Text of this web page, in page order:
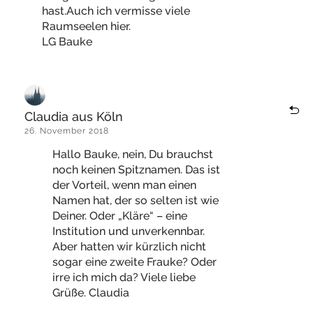
hast.Auch ich vermisse viele
Raumseelen hier.
LG Bauke
Claudia aus Köln
26. November 2018
Hallo Bauke, nein, Du brauchst
noch keinen Spitznamen. Das ist
der Vorteil, wenn man einen
Namen hat, der so selten ist wie
Deiner. Oder „Kläre“ – eine
Institution und unverkennbar.
Aber hatten wir kürzlich nicht
sogar eine zweite Frauke? Oder
irre ich mich da? Viele liebe
Grüße. Claudia